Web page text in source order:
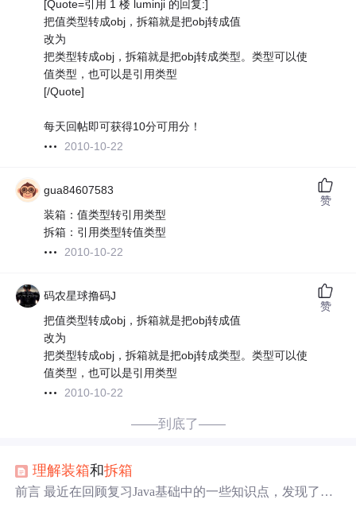
[Quote=引用 1 楼 luminji 的回复:]
把值类型转成obj，拆箱就是把obj转成值
改为
把类型转成obj，拆箱就是把obj转成类型。类型可以使
值类型，也可以是引用类型
[/Quote]
每天回帖即可获得10分可用分！
2010-10-22
gua84607583
装箱：值类型转引用类型
拆箱：引用类型转值类型
2010-10-22
赞
码农星球撸码J
把值类型转成obj，拆箱就是把obj转成值
改为
把类型转成obj，拆箱就是把obj转成类型。类型可以使
值类型，也可以是引用类型
2010-10-22
赞
——到底了——
理解装箱和拆箱
前言 最近在回顾复习Java基础中的一些知识点，发现了一